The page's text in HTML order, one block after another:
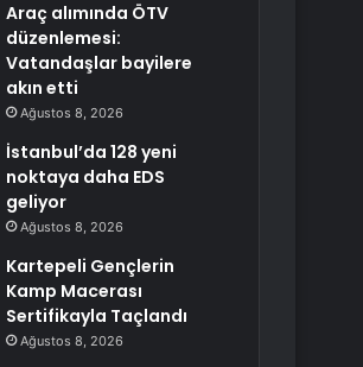
Araç alımında ÖTV
düzenlemesi:
Vatandaşlar bayilere
akın etti
Ağustos 8, 2026
İstanbul’da 128 yeni
noktaya daha EDS
geliyor
Ağustos 8, 2026
Kartepeli Gençlerin
Kamp Macerası
Sertifikayla Taçlandı
Ağustos 8, 2026